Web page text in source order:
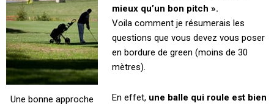
Une bonne approche
mieux qu’un bon pitch ».
Voila comment je résumerais les
questions que vous devez vous poser
en bordure de green (moins de 30
mètres).
En effet,une balle qui roule est bien